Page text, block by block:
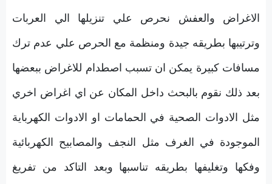
الاغراض والعفش نحرص علي تنزيلها الي العربات
وترتيبها بطريقه جيدة ومنظمة مع الحرص علي عدم ترك
مسافات كبيرة يمكن ان تسبب اصطدام للاغراض ببعضها
بعد ذلك نقوم بالبحث داخل المكان عن اي اغراض اخري
مثل الادوات الصحية في الحمامات او الادوات الكهرباية
الموجودة في الغرف مثل النجف والمصابيح الكهربائية
وفكها وتغليفها بطريقه تناسبها وبعد التاكد من تفريغ